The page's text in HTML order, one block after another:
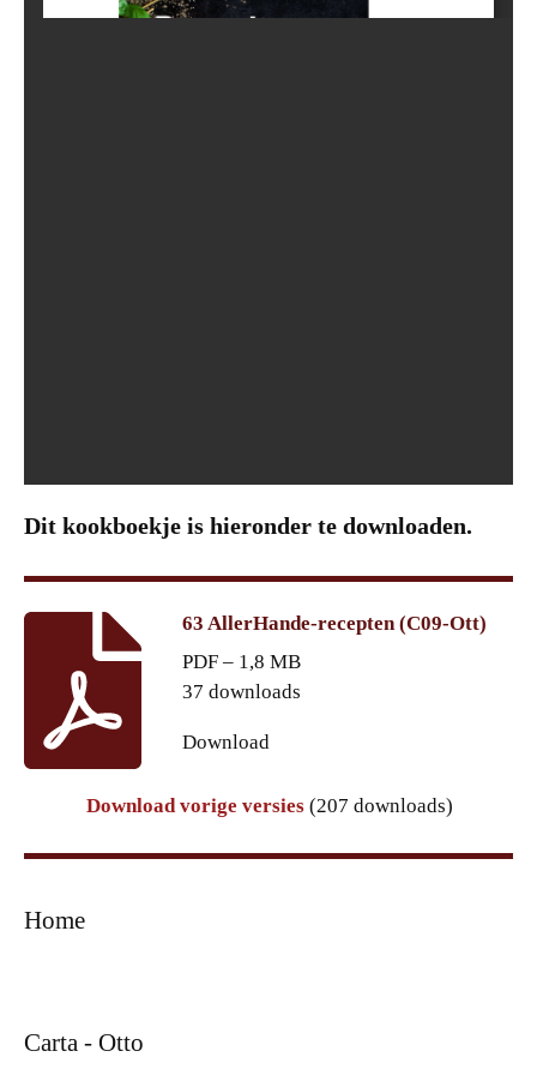
Dit kookboekje is hieronder te downloaden.
63 AllerHande-recepten (C09-Ott)
PDF – 1,8 MB
37 downloads
Download
Download vorige versies (207 downloads)
Home
Carta - Otto